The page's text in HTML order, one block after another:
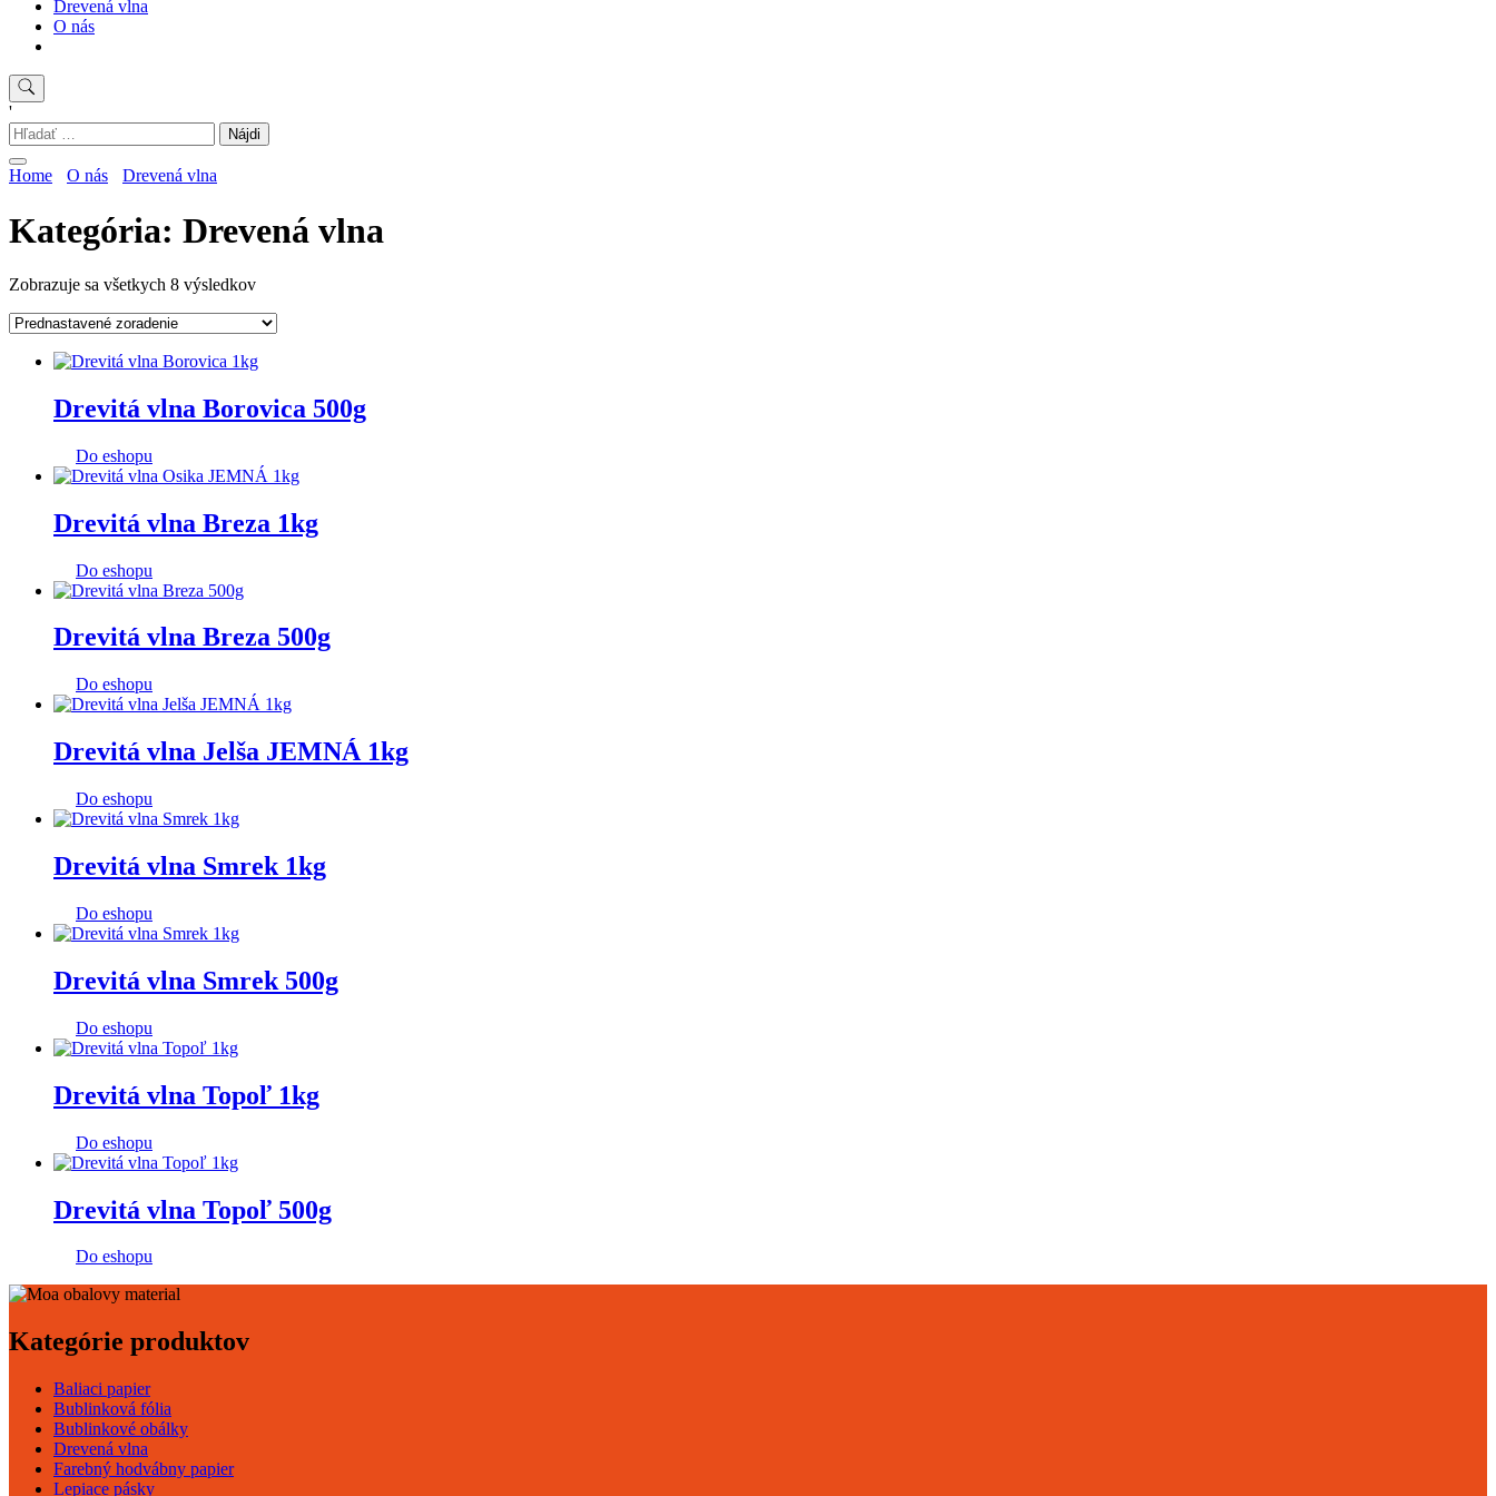
Drevená vlna
O nás
'
Hľadať:
Home O nás Drevená vlna
Kategória: Drevená vlna
Zobrazuje sa všetkych 8 výsledkov
Drevitá vlna Borovica 500g
Do eshopu
Drevitá vlna Breza 1kg
Do eshopu
Drevitá vlna Breza 500g
Do eshopu
Drevitá vlna Jelša JEMNÁ 1kg
Do eshopu
Drevitá vlna Smrek 1kg
Do eshopu
Drevitá vlna Smrek 500g
Do eshopu
Drevitá vlna Topoľ 1kg
Do eshopu
Drevitá vlna Topoľ 500g
Do eshopu
Kategórie produktov
Baliaci papier
Bublinková fólia
Bublinkové obálky
Drevená vlna
Farebný hodvábny papier
Lepiace pásky